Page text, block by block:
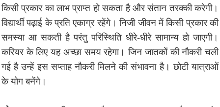
किसी प्रकार का लाभ प्राप्त हो सकता है और संतान तरक्की करेगी।
विद्यार्थी पढ़ाई के प्रति एकाग्र रहेंगे। निजी जीवन में किसी प्रकार की
समस्या आ सकती है परंतु परिस्थिति धीरे-धीरे सामान्य हो जाएगी।
करियर के लिए यह अच्छा समय रहेगा। जिन जातकों की नौकरी चली
गई है उन्हें इस सप्ताह नौकरी मिलने की संभावना है। छोटी यात्राओं
के योग बनेंगे।